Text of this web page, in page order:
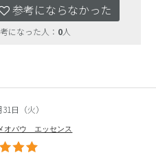
参考にならなかった
になった人： 0人
日（火）
オバウ エッセンス